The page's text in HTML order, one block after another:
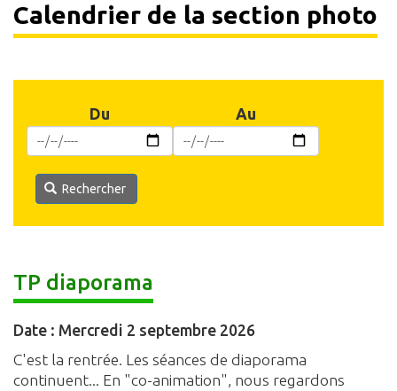
Calendrier de la section photo
Du Au
Rechercher
TP diaporama
Date : Mercredi 2 septembre 2026
C'est la rentrée. Les séances de diaporama
continuent... En "co-animation", nous regardons